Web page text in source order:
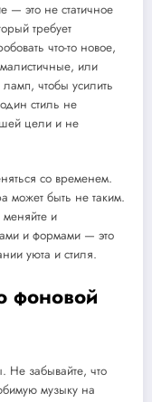
— это не статичное
требует
что-то новое,
или
чтобы усилить
стиль не
цели и не
со временем.
может быть не таким.
и
и формами — это
уюта и стиля.
фоновой
Не забывайте, что
музыку на